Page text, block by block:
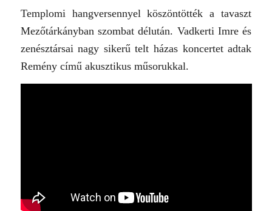
Templomi hangversennyel köszöntötték a tavaszt
Mezőtárkányban szombat délután. Vadkerti Imre és
zenésztársai nagy sikerű telt házas koncertet adtak
Remény című akusztikus műsorukkal.